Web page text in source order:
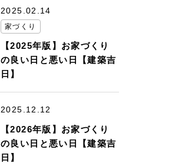
2025.02.14
家づくり
【2025年版】お家づくり
の良い日と悪い日【建築吉
日】
2025.12.12
【2026年版】お家づくり
の良い日と悪い日【建築吉
日】